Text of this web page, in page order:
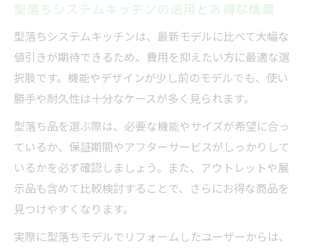
型落ちシステムキッチンの活用とお得な情報
型落ちシステムキッチンは、最新モデルに比べて大幅な
値引きが期待できるため、費用を抑えたい方に最適な選
択肢です。機能やデザインが少し前のモデルでも、使い
勝手や耐久性は十分なケースが多く見られます。
型落ち品を選ぶ際は、必要な機能やサイズが希望に合っ
ているか、保証期間やアフターサービスがしっかりして
いるかを必ず確認しましょう。また、アウトレットや展
示品も含めて比較検討することで、さらにお得な商品を
見つけやすくなります。
実際に型落ちモデルでリフォームしたユーザーからは、